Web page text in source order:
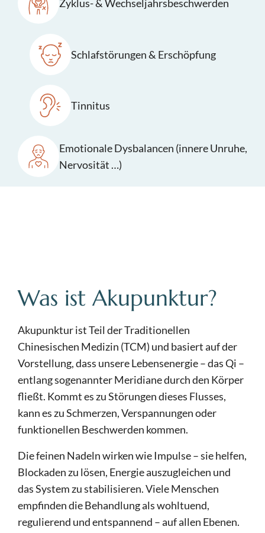
Zyklus- & Wechseljahrsbeschwerden
Schlafstörungen & Erschöpfung
Tinnitus
Emotionale Dysbalancen (innere Unruhe,
Nervosität …)
Was ist Akupunktur?
Akupunktur ist Teil der Traditionellen
Chinesischen Medizin (TCM) und basiert auf der
Vorstellung, dass unsere Lebensenergie – das Qi –
entlang sogenannter Meridiane durch den Körper
fließt. Kommt es zu Störungen dieses Flusses,
kann es zu Schmerzen, Verspannungen oder
funktionellen Beschwerden kommen.
Die feinen Nadeln wirken wie Impulse – sie helfen,
Blockaden zu lösen, Energie auszugleichen und
das System zu stabilisieren. Viele Menschen
empfinden die Behandlung als wohltuend,
regulierend und entspannend – auf allen Ebenen.